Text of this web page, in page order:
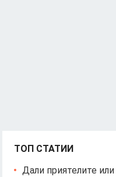
ТОП СТАТИИ
Дали приятелите